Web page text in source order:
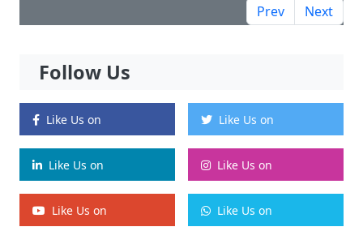
Prev Next
Follow Us
Like Us on Like Us on
Like Us on Like Us on
Like Us on Like Us on